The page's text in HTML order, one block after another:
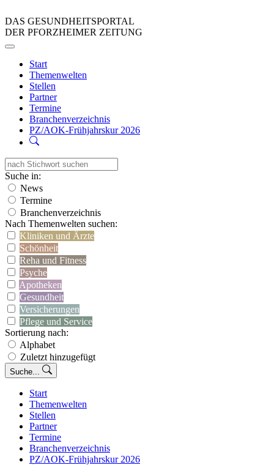
DAS GESUNDHEITSPORTAL
DER PFORZHEIMER ZEITUNG
Start
Themenwelten
Stellen
Partner
Termine
Branchenverzeichnis
PZ/AOK-Frühjahrskur 2026
Suche in:
News
Termine
Branchenverzeichnis
Nach Themenwelten suchen:
Kliniken und Ärzte
Schönheit
Reha und Fitness
Psyche
Apotheken
Gesundheit
Versicherungen
Pflege und Service
Sortierung nach:
Alphabet
Zuletzt hinzugefügt
Suche...
Start
Themenwelten
Stellen
Partner
Termine
Branchenverzeichnis
PZ/AOK-Frühjahrskur 2026